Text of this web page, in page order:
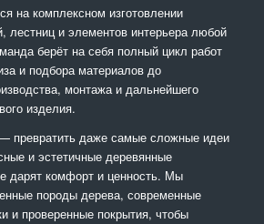
на комплексном изготовлении
лестниц и элементов интерьера любой
берёт на себя полный цикл работ
и подбора материалов до
монтажа и дальнейшего
изделия.
превратить даже самые сложные идеи
и эстетичные деревянные
дарят комфорт и ценность. Мы
породы дерева, современные
и проверенные покрытия, чтобы